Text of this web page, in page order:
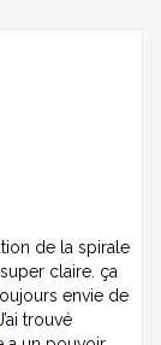
de la spirale
claire. ça
envie de
trouvé